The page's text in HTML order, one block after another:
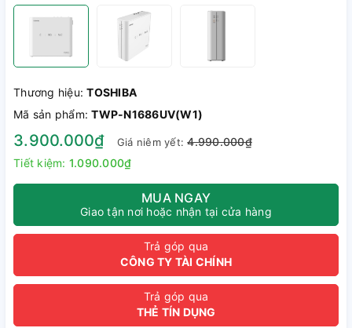
Thương hiệu:TOSHIBA
Mã sản phẩm:TWP-N1686UV(W1)
3.900.000₫ Giá niêm yết:4.990.000₫
Tiết kiệm: 1.090.000₫
MUA NGAY
Giao tận nơi hoặc nhận tại cửa hàng
Trả góp qua
CÔNG TY TÀI CHÍNH
Trả góp qua
THẺ TÍN DỤNG